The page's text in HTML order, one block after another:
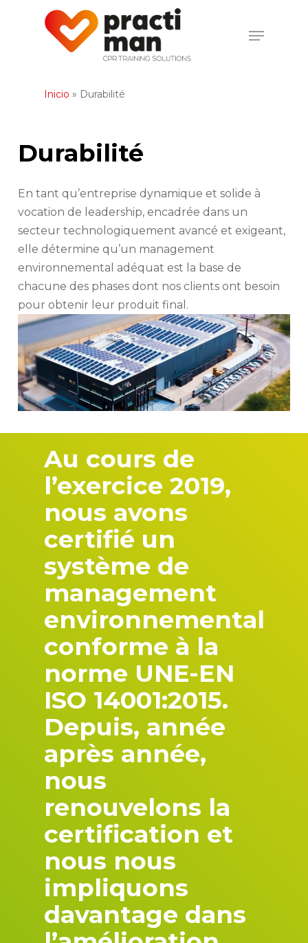
Menu
Inicio » Durabilité
Durabilité
En tant qu’entreprise dynamique et solide à
vocation de leadership, encadrée dans un
secteur technologiquement avancé et exigeant,
elle détermine qu’un management
environnemental adéquat est la base de
chacune des phases dont nos clients ont besoin
pour obtenir leur produit final.
Au cours de
l’exercice 2019,
nous avons
certifié un
système de
management
environnemental
conforme à la
norme UNE-EN
ISO 14001:2015.
Depuis, année
après année,
nous
renouvelons la
certification et
nous nous
impliquons
davantage dans